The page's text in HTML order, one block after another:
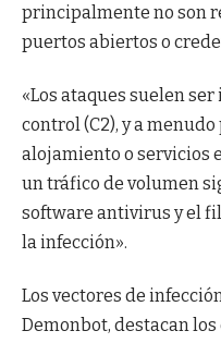
principalmente no son
puertos abiertos o
«Los ataques suelen
control (C2), y a
alojamiento o servicios
un tráfico de volumen
software antivirus y el
la infección».
Los vectores de
Demonbot, destacan